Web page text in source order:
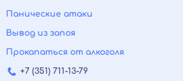
Панические атаки
Вывод из запоя
Прокапаться от алкоголя
+7 (351) 711-13-79